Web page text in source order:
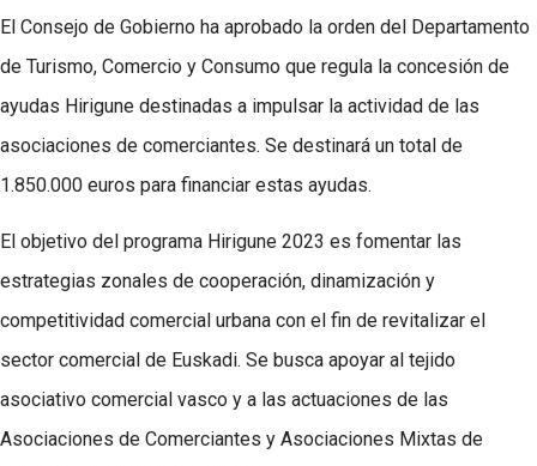
El Consejo de Gobierno ha aprobado la orden del Departamento
de Turismo, Comercio y Consumo que regula la concesión de
ayudas Hirigune destinadas a impulsar la actividad de las
asociaciones de comerciantes. Se destinará un total de
1.850.000 euros para financiar estas ayudas.
El objetivo del programa Hirigune 2023 es fomentar las
estrategias zonales de cooperación, dinamización y
competitividad comercial urbana con el fin de revitalizar el
sector comercial de Euskadi. Se busca apoyar al tejido
asociativo comercial vasco y a las actuaciones de las
Asociaciones de Comerciantes y Asociaciones Mixtas de